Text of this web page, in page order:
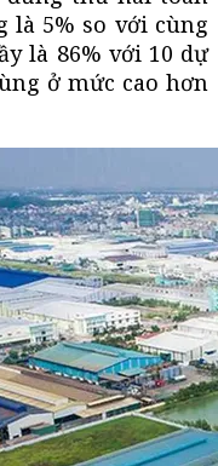
là 5% so với cùng
là 86% với 10 dự
ở mức cao hơn